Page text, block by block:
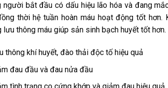
người bắt đầu có dấu hiệu lão hóa và đang
thời hệ tuần hoàn máu hoạt động tốt
lưu thông máu giúp sản sinh bạch huyết tốt
thông khí huyết, đào thải độc tố hiệu quả
đau đầu và đau nửa đầu